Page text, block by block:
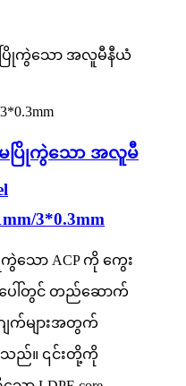
မပြိုကွဲသော အလူမီ
3*0.3mm
ကွဲသော ACP ကို ​​ကွေး
ပေါ်တွင် တည်ဆောက်
ျက်များအတွက်
ည်။ ၎င်းတို့ကို